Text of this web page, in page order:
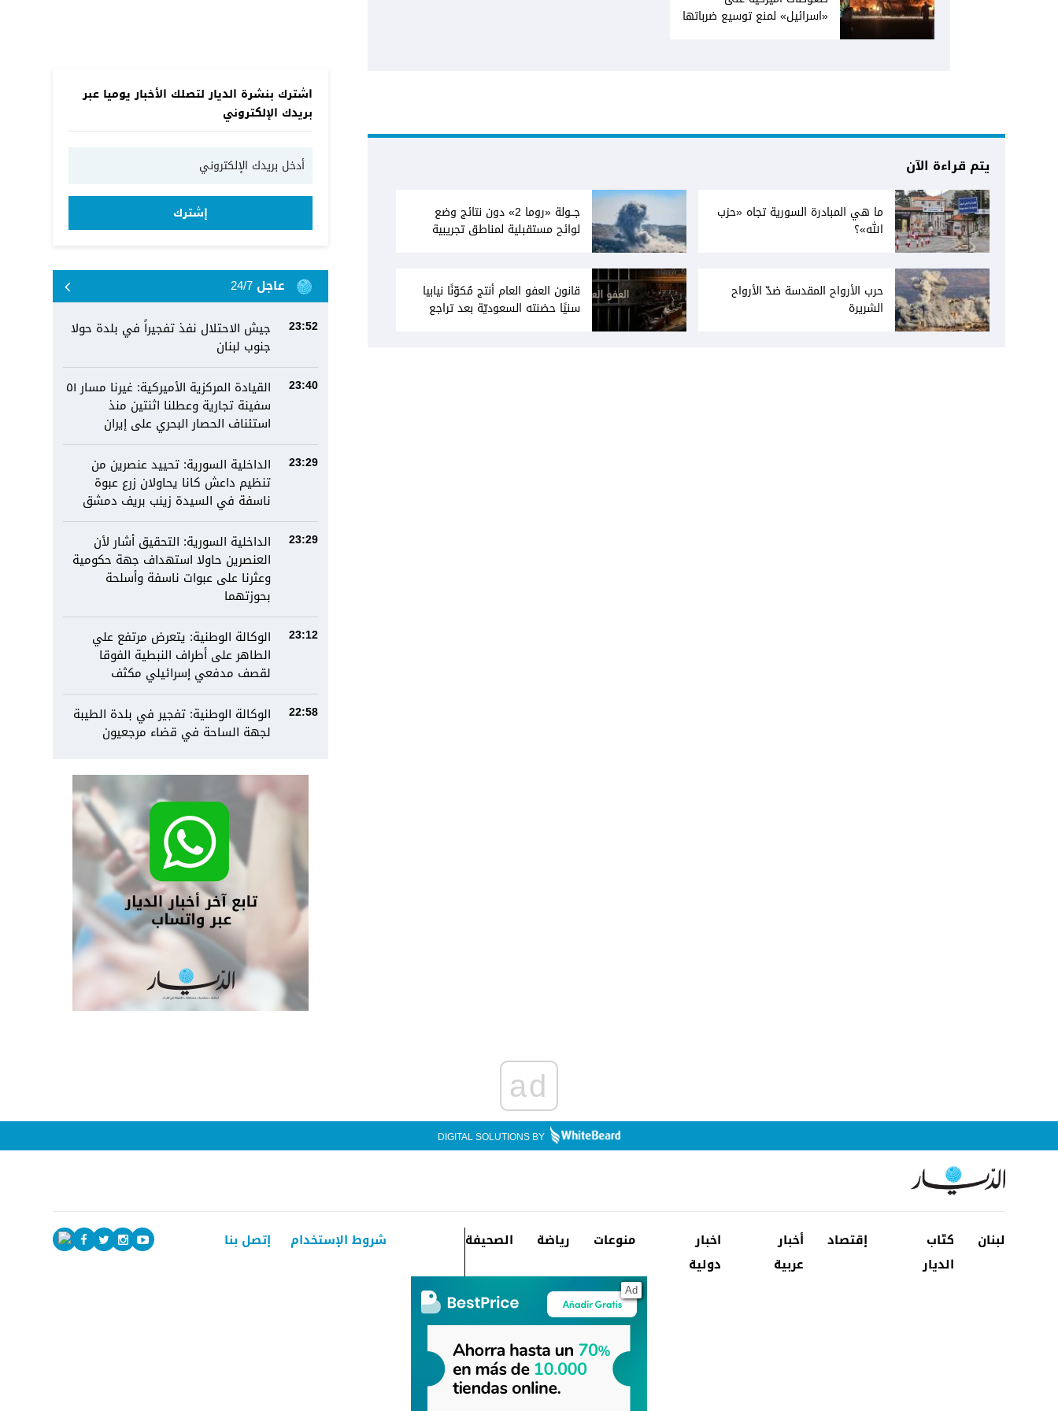
«اسرائيل» لمنع توسيع ضرباتها
يتم قراءة الآن
ما هي المبادرة السورية تجاه «حزب
الله»؟
جــولة «روما 2» دون نتائج وضع
لوائح مستقبلية لمناطق تجريبية
حرب الأرواح المقدسة ضدّ الأرواح
الشريرة
قانون العفو العام أنتج مُكوّنًا نيابيا
سنيًا حضنته السعوديّة بعد تراجع
اشترك بنشرة الديار لتصلك الأخبار يوميا عبر
بريدك الإلكتروني
إشترك
عاجل 24/7
23:52
جيش الاحتلال نفذ تفجيراً في بلدة حولا
جنوب لبنان
23:40
القيادة المركزية الأميركية: غيرنا مسار ٥١
سفينة تجارية وعطلنا اثنتين منذ
استئناف الحصار البحري على إيران
23:29
الداخلية السورية: تحييد عنصرين من
تنظيم داعش كانا يحاولان زرع عبوة
ناسفة في السيدة زينب بريف دمشق
23:29
الداخلية السورية: التحقيق أشار لأن
العنصرين حاولا استهداف جهة حكومية
وعثرنا على عبوات ناسفة وأسلحة
بحوزتهما
23:12
الوكالة الوطنية: يتعرض مرتفع علي
الطاهر على أطراف النبطية الفوقا
لقصف مدفعي إسرائيلي مكثف
22:58
الوكالة الوطنية: تفجير في بلدة الطيبة
لجهة الساحة في قضاء مرجعيون
ad
DIGITAL SOLUTIONS BY
لبنان
كتّاب
الديار
إقتصاد
أخبار
عربية
اخبار
دولية
منوعات رياضة الصحيفة شروط الإستخدام إتصل بنا
Ad